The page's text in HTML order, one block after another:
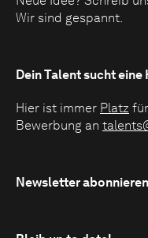
Wir sind gespannt.
Dein Talent sucht eine
Hier ist immer Platz
Bewerbung an
Newsletter abonnieren